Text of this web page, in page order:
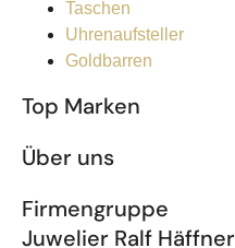
Taschen
Uhrenaufsteller
Goldbarren
Top Marken
Über uns
Firmengruppe
Juwelier Ralf Häffner